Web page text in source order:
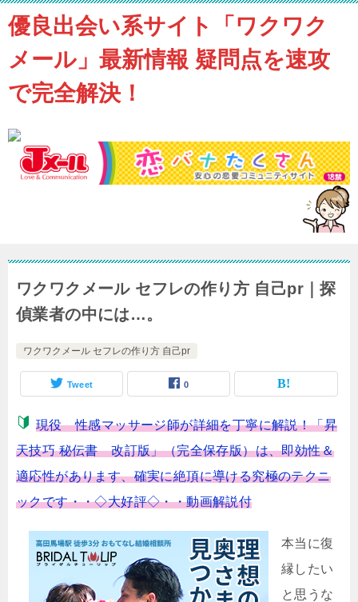
優良出会い系サイト「ワクワク
メール」最新情報 疑問点を速攻
で完全解決！
ワクワクメール セフレの作り方 自己pr｜探
偵業者の中には…。
ワクワクメール セフレの作り方 自己pr
Tweet 0
現役 性感マッサージ師が詳細を丁寧に解説！「昇
天技巧 秘伝書 改訂版」（完全保存版）は、即効性＆
適応性があります、確実に絶頂に導ける究極のテクニ
ックです・・◇大好評◇・・動画解説付
本当に復
縁したい
と思うな